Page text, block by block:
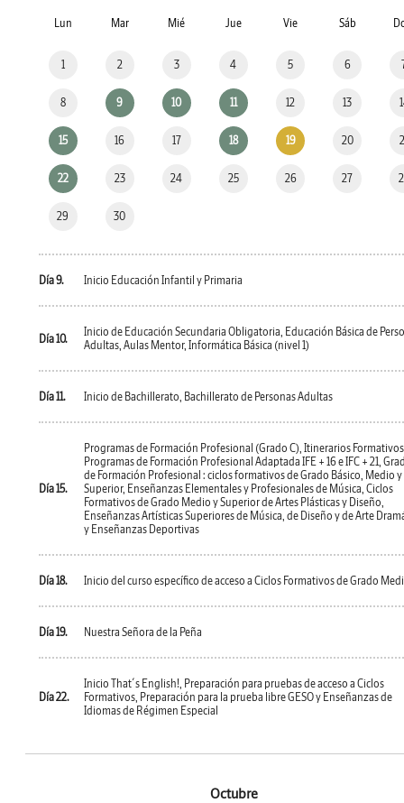
Lun Mar Mié Jue Vie Sáb
1 2 3 4 5 6
8 9 10 11 12 13
15 16 17 18 19 20
22 23 24 25 26 27
29 30
Día 9. Inicio Educación Infantil y Primaria
Día 10.
Inicio de Educación Secundaria Obligatoria, Educación Básica de
Adultas, Aulas Mentor, Informática Básica (nivel 1)
Día 11. Inicio de Bachillerato, Bachillerato de Personas Adultas
Día 15.
Programas de Formación Profesional (Grado C), Itinerarios
Programas de Formación Profesional Adaptada IFE + 16 e IFC + 21,
de Formación Profesional : ciclos formativos de Grado Básico, Medio y
Superior, Enseñanzas Elementales y Profesionales de Música, Ciclos
Formativos de Grado Medio y Superior de Artes Plásticas y Diseño,
Enseñanzas Artísticas Superiores de Música, de Diseño y de Arte
y Enseñanzas Deportivas
Día 18. Inicio del curso específico de acceso a Ciclos Formativos de Grado
Día 19. Nuestra Señora de la Peña
Día 22.
Inicio That´s English!, Preparación para pruebas de acceso a Ciclos
Formativos, Preparación para la prueba libre GESO y Enseñanzas de
Idiomas de Régimen Especial
Octubre